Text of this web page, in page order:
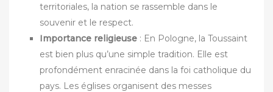
territoriales, la nation se rassemble dans le
souvenir et le respect.
Importance religieuse : En Pologne, la Toussaint
est bien plus qu’une simple tradition. Elle est
profondément enracinée dans la foi catholique du
pays. Les églises organisent des messes